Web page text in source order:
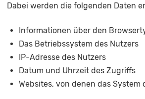
Dabei werden die folgenden Daten
Informationen über den
Das Betriebssystem des Nutzers
IP-Adresse des Nutzers
Datum und Uhrzeit des Zugriffs
Websites, von denen das